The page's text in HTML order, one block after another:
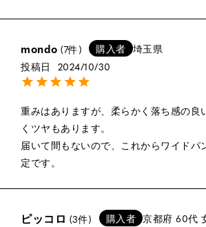
mondo 7 購入者 埼玉県
投稿日
2024/10/30
重みはありますが、柔らかく落ち感の良
くツヤもあります。
届いて間もないので、これからワイドパ
定です。
ピッコロ 3 購入者 京都府 60代